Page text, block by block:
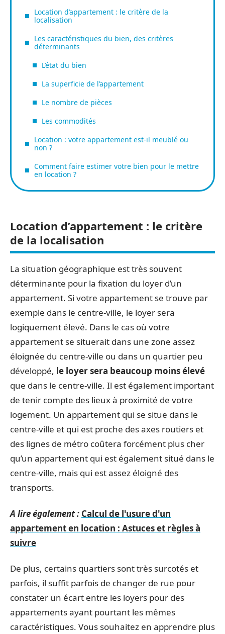
Location d’appartement : le critère de la
localisation
Les caractéristiques du bien, des critères
déterminants
L’état du bien
La superficie de l’appartement
Le nombre de pièces
Les commodités
Location : votre appartement est-il meublé ou
non ?
Comment faire estimer votre bien pour le mettre
en location ?
Location d’appartement : le critère
de la localisation
La situation géographique est très souvent
déterminante pour la fixation du loyer d’un
appartement. Si votre appartement se trouve par
exemple dans le centre-ville, le loyer sera
logiquement élevé. Dans le cas où votre
appartement se situerait dans une zone assez
éloignée du centre-ville ou dans un quartier peu
développé, le loyer sera beaucoup moins élevé
que dans le centre-ville. Il est également important
de tenir compte des lieux à proximité de votre
logement. Un appartement qui se situe dans le
centre-ville et qui est proche des axes routiers et
des lignes de métro coûtera forcément plus cher
qu’un appartement qui est également situé dans le
centre-ville, mais qui est assez éloigné des
transports.
A lire également : Calcul de l'usure d'un
appartement en location : Astuces et règles à
suivre
De plus, certains quartiers sont très surcotés et
parfois, il suffit parfois de changer de rue pour
constater un écart entre les loyers pour des
appartements ayant pourtant les mêmes
caractéristiques. Vous souhaitez en apprendre plus